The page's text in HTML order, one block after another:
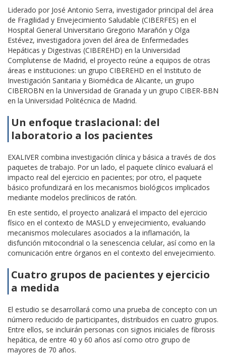
Liderado por José Antonio Serra, investigador principal del área
de Fragilidad y Envejecimiento Saludable (CIBERFES) en el
Hospital General Universitario Gregorio Marañón y Olga
Estévez, investigadora joven del área de Enfermedades
Hepáticas y Digestivas (CIBEREHD) en la Universidad
Complutense de Madrid, el proyecto reúne a equipos de otras
áreas e instituciones: un grupo CIBEREHD en el Instituto de
Investigación Sanitaria y Biomédica de Alicante, un grupo
CIBEROBN en la Universidad de Granada y un grupo CIBER-BBN
en la Universidad Politécnica de Madrid.
Un enfoque traslacional: del
laboratorio a los pacientes
EXALIVER combina investigación clínica y básica a través de dos
paquetes de trabajo. Por un lado, el paquete clínico evaluará el
impacto real del ejercicio en pacientes; por otro, el paquete
básico profundizará en los mecanismos biológicos implicados
mediante modelos preclínicos de ratón.
En este sentido, el proyecto analizará el impacto del ejercicio
físico en el contexto de MASLD y envejecimiento, evaluando
mecanismos moleculares asociados a la inflamación, la
disfunción mitocondrial o la senescencia celular, así como en la
comunicación entre órganos en el contexto del envejecimiento.
Cuatro grupos de pacientes y ejercicio
a medida
El estudio se desarrollará como una prueba de concepto con un
número reducido de participantes, distribuidos en cuatro grupos.
Entre ellos, se incluirán personas con signos iniciales de fibrosis
hepática, de entre 40 y 60 años así como otro grupo de
mayores de 70 años.